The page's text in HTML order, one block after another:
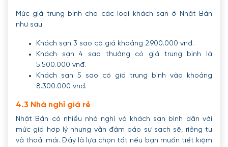
Mức giá trung bình cho các loại khách sạn ở Nhật Bản
như sau:
Khách sạn 3 sao có giá khoảng 2.900.000 vnđ.
Khách sạn 4 sao thường có giá trung bình là
5.500.000 vnđ.
Khách sạn 5 sao có giá trung bình vào khoảng
8.300.000 vnđ.
4.3 Nhà nghỉ giá rẻ
Nhật Bản có nhiều nhà nghỉ và khách sạn bình dân với
mức giá hợp lý nhưng vẫn đảm bảo sự sạch sẽ, riêng tư
và thoải mái. Đây là lựa chọn tốt nếu bạn muốn tiết kiệm